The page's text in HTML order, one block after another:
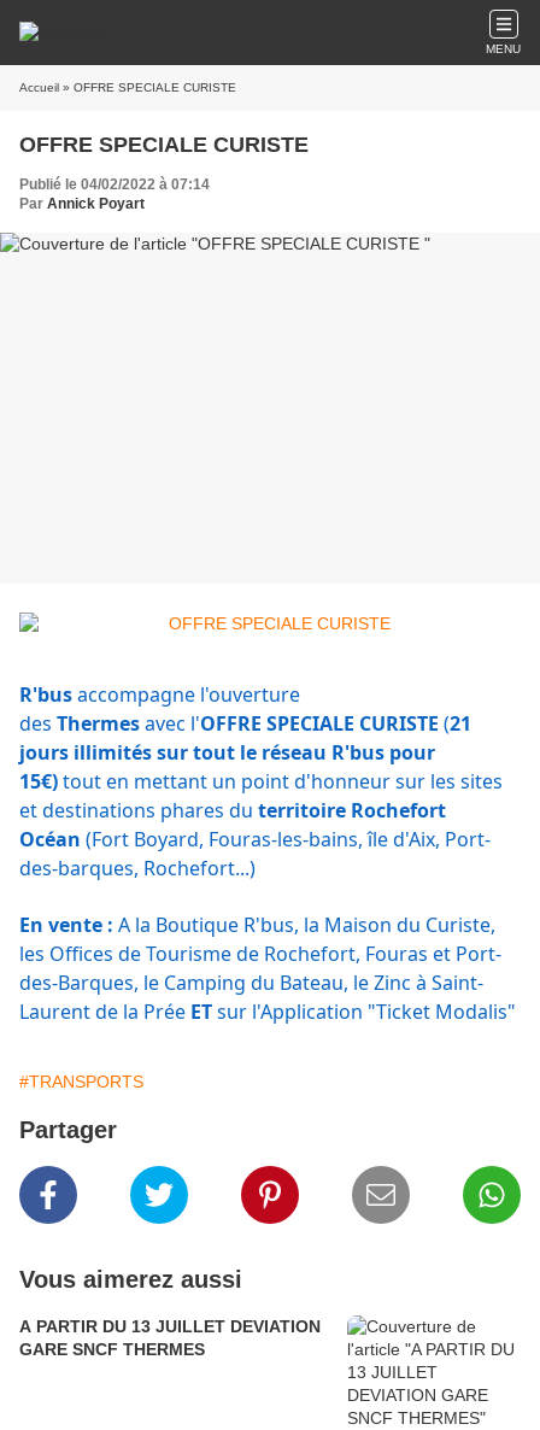
MENU
Accueil » OFFRE SPECIALE CURISTE
OFFRE SPECIALE CURISTE
Publié le 04/02/2022 à 07:14
Par Annick Poyart
R'busaccompagne l'ouverture
des Thermesavec l'OFFRE SPECIALE CURISTE (21
jours illimités sur tout le réseau R'bus pour
15€)tout en mettant un point d'honneur sur les sites
et destinations phares du territoire Rochefort
Océan (Fort Boyard, Fouras-les-bains, île d'Aix, Port-
des-barques, Rochefort...)
En vente : A la Boutique R'bus, la Maison du Curiste,
les Offices de Tourisme de Rochefort, Fouras et Port-
des-Barques, le Camping du Bateau, le Zinc à Saint-
Laurent de la Prée ETsur l'Application "Ticket Modalis"
#TRANSPORTS
Partager
Vous aimerez aussi
A PARTIR DU 13 JUILLET DEVIATION
GARE SNCF THERMES